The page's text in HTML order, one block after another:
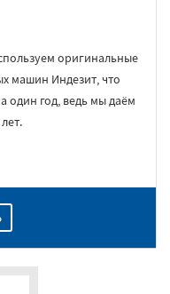
оригинальные
машин Индезит, что
один год, ведь мы даём